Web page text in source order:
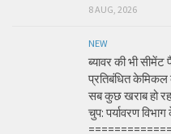
8 AUG, 2026
NEW
ब्यावर की भी
प्रतिबंधित केमिकल
सब कुछ खराब हो
चुप: पर्यावरण